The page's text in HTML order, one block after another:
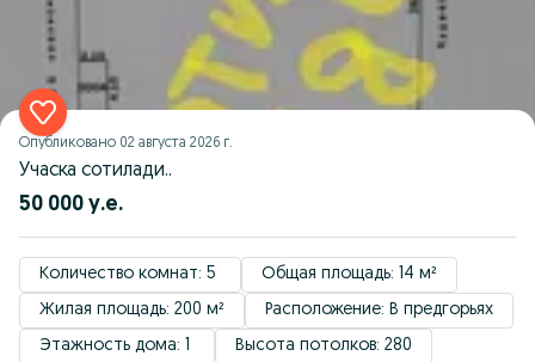
Опубликовано 02 августа 2026 г.
Учаска сотилади..
50 000 у.е.
Количество комнат: 5
Общая площадь: 14 м²
Жилая площадь: 200 м²
Расположение: В предгорьях
Этажность дома: 1
Высота потолков: 280